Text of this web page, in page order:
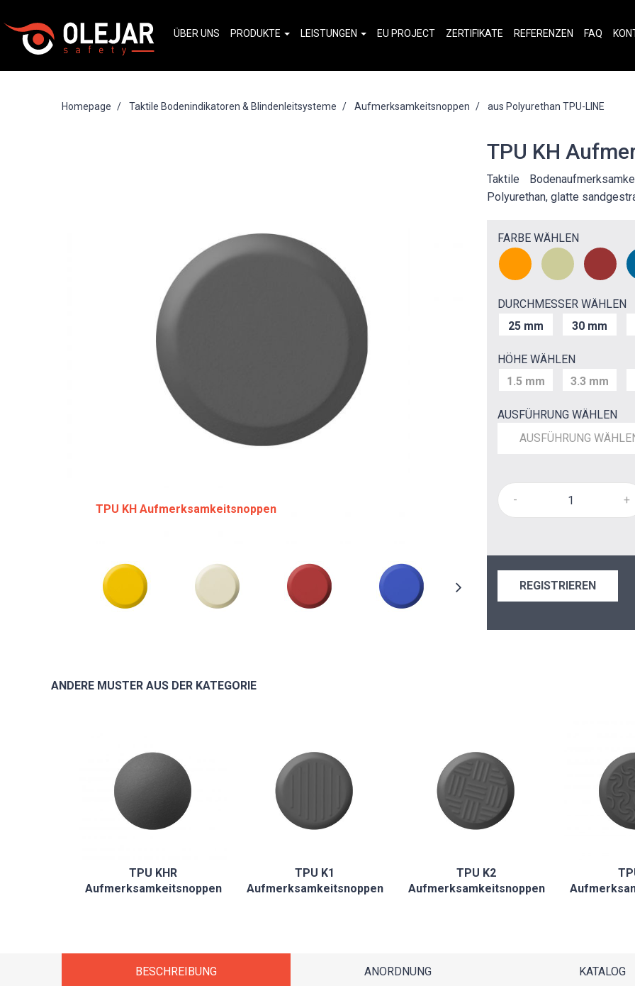
Homepage Taktile Bodenindikatoren & Blindenleitsysteme Aufmerksamkeitsnoppen aus Polyurethan TPU-LINE
TPU KH Aufmerksamkeitsnoppen
TPU KH
Taktile
Polyurethan, glatte
FARBE WÄHLEN
DURCHMESSER WÄHLEN
25 mm
30 mm
HÖHE WÄHLEN
1.5 mm
3.3 mm
AUSFÜHRUNG WÄHLEN
AUSFÜHRUNG
- +
REGISTRIEREN
ANDERE MUSTER AUS DER KATEGORIE
TPU KHR
Aufmerksamkeitsnoppen
TPU K1
Aufmerksamkeitsnoppen
TPU K2
Aufmerksamkeitsnoppen
BESCHREIBUNG ANORDNUNG KATALOG
ÜBER UNS PRODUKTE LEISTUNGEN EU PROJECT ZERTIFIKATE REFERENZEN FAQ